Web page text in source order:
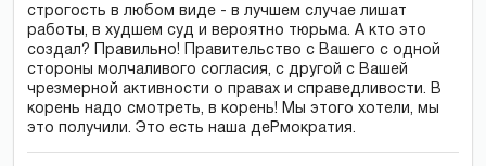
строгость в любом виде - в лучшем случае лишат
работы, в худшем суд и вероятно тюрьма. А кто это
создал? Правильно! Правительство с Вашего с одной
стороны молчаливого согласия, с другой с Вашей
чрезмерной активности о правах и справедливости. В
корень надо смотреть, в корень! Мы этого хотели, мы
это получили. Это есть наша деРмократия.